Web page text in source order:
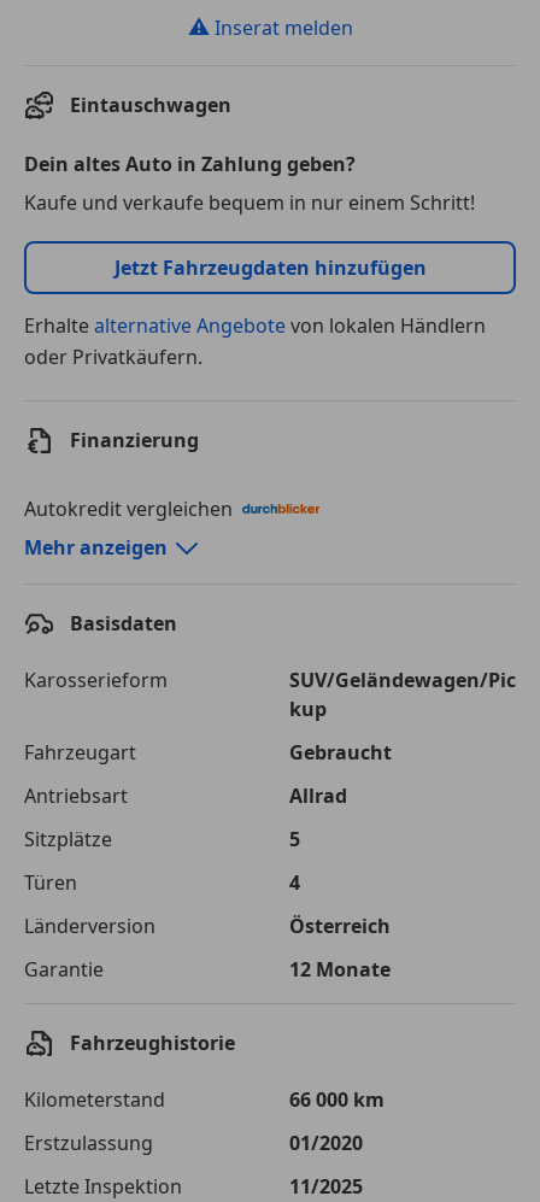
⚠ Inserat melden
Eintauschwagen
Dein altes Auto in Zahlung geben?
Kaufe und verkaufe bequem in nur einem Schritt!
Jetzt Fahrzeugdaten hinzufügen
Erhaltealternative Angebotevon lokalen Händlern
oder Privatkäufern.
Finanzierung
Autokredit vergleichen
Autokredit-Rechner von durchblicker.at
120 Monate
Kreditbetrag
€ 58 000,-
Gesamtbetrag
Einberechnete Gebühren
€ 0,-
Monatliche Rate
Die tatsächlichen Konditionen sind abhängig von Ihrer Bonität sowie
Jahre. Zinsspanne Sollzinssatz: 2,90% - 14,90%.
Jetzt berechnen
Mehr anzeigen
Basisdaten
Karosserieform
SUV/Geländewagen/Pic
kup
Fahrzeugart
Gebraucht
Antriebsart
Allrad
Sitzplätze
5
Türen
4
Länderversion
Österreich
Garantie
12 Monate
Fahrzeughistorie
Kilometerstand
66 000 km
Erstzulassung
01/2020
Letzte Inspektion
11/2025